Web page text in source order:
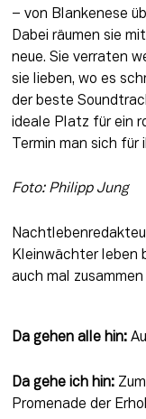
– von Blankenese
Dabei räumen sie
neue. Sie verraten
sie lieben, wo es
der beste
ideale Platz für ein
Termin man sich
Foto: Philipp Jung
Kleinwächter leben
auch mal zusammen
Da gehen alle hin:
Da gehe ich hin:
Promenade der